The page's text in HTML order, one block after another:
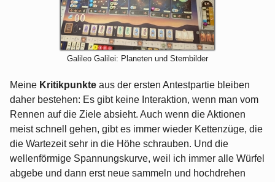
Galileo Galilei: Planeten und Sternbilder
Meine Kritikpunkte aus der ersten Antestpartie bleiben
daher bestehen: Es gibt keine Interaktion, wenn man vom
Rennen auf die Ziele absieht. Auch wenn die Aktionen
meist schnell gehen, gibt es immer wieder Kettenzüge, die
die Wartezeit sehr in die Höhe schrauben. Und die
wellenförmige Spannungskurve, weil ich immer alle Würfel
abgebe und dann erst neue sammeln und hochdrehen